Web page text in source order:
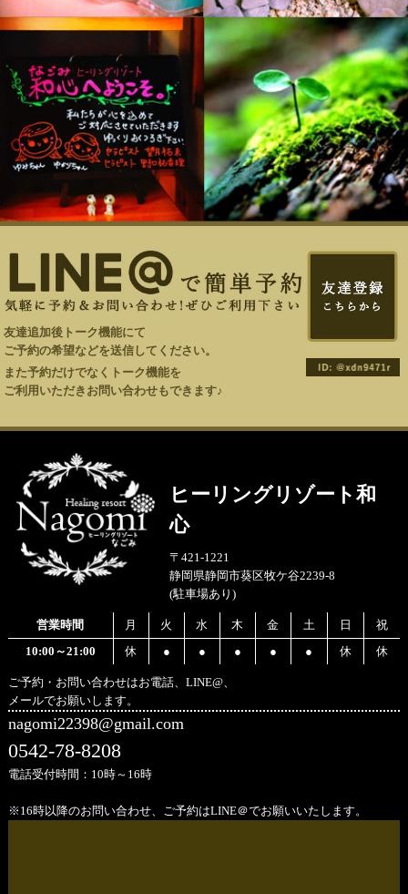
友達追加後トーク機能にて
ご予約の希望などを送信してください。
また予約だけでなくトーク機能を
ご利用いただきお問い合わせもできます♪
ヒーリングリゾート和
心
〒421-1221
静岡県静岡市葵区牧ケ谷2239-8
(駐車場あり)
営業時間 月 火 水 木 金 土 日
祝
10:00～21:00
休 ● ● ● ● ● 休 休
ご予約・お問い合わせはお電話、LINE@、
メールでお願いします。
nagomi22398@gmail.com
0542-78-8208
電話受付時間：10時～16時
※16時以降のお問い合わせ、ご予約はLINE＠でお願いいたします。